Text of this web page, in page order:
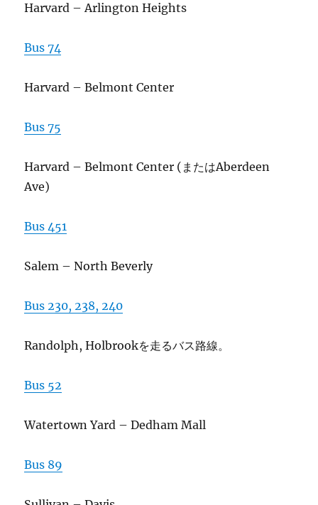
Harvard – Arlington Heights
Bus 74
Harvard – Belmont Center
Bus 75
Harvard – Belmont Center (またはAberdeen
Ave)
Bus 451
Salem – North Beverly
Bus 230, 238, 240
Randolph, Holbrookを走るバス路線。
Bus 52
Watertown Yard – Dedham Mall
Bus 89